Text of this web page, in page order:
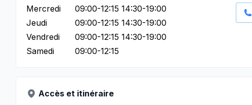
Mercredi
09:00-12:15 14:30-19:00
Jeudi
09:00-12:15 14:30-19:00
Vendredi
09:00-12:15 14:30-19:00
Samedi
09:00-12:15
Accès et itinéraire